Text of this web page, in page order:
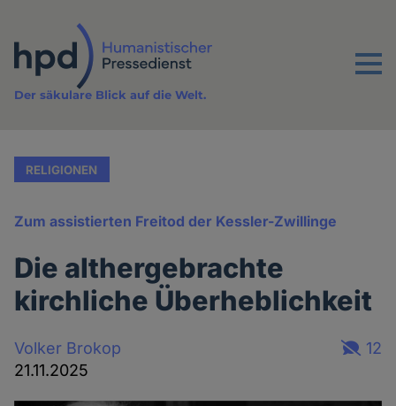
Inhalt
Menu
Der säkulare Blick auf die Welt.
RELIGIONEN
Zum assistierten Freitod der Kessler-Zwillinge
Die althergebrachte
kirchliche Überheblichkeit
Volker Brokop
21.11.2025
12